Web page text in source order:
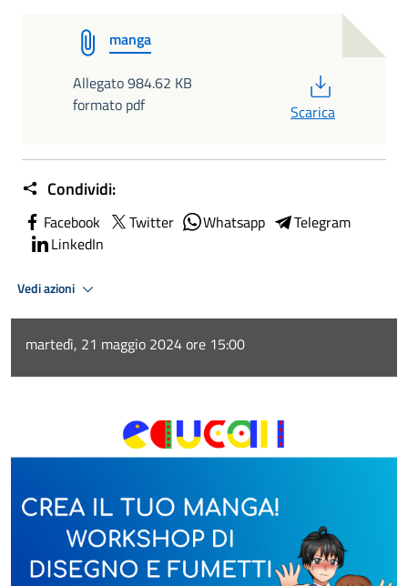
manga
Allegato 984.62 KB
formato pdf
Scarica
Condividi:
Facebook Twitter Whatsapp
Telegram
LinkedIn
Vedi azioni
martedì, 21 maggio 2024 ore 15:00